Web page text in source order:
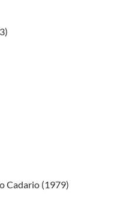
Cadario (1979)